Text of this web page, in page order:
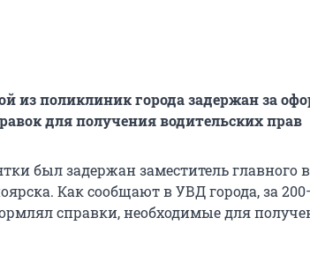
из поликлиник города задержан за
для получения водительских прав
был задержан заместитель главного
Как сообщают в УВД города, за
справки, необходимые для